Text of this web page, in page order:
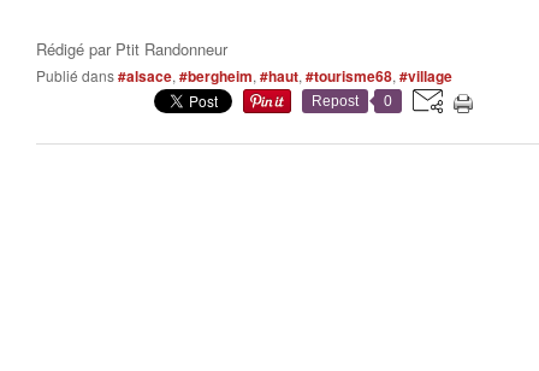
Rédigé par Ptit Randonneur
Publié dans#alsace, #bergheim, #haut, #tourisme68, #village
Repost 0